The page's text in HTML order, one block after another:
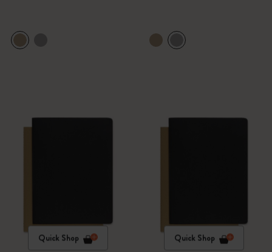
Quick Shop Quick Shop